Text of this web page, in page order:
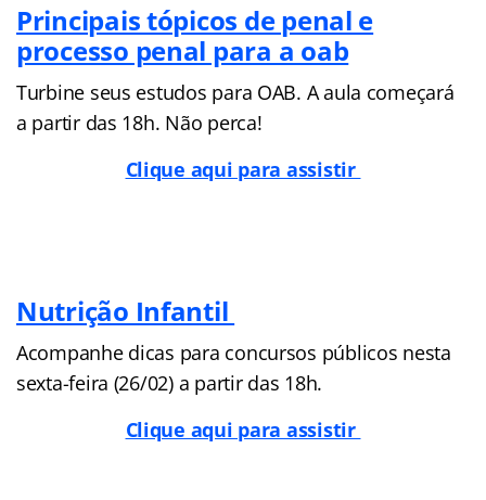
Principais tópicos de penal e
processo penal para a oab
Turbine seus estudos para OAB. A aula começará
a partir das 18h. Não perca!
Clique aqui para assistir
Nutrição Infantil
Acompanhe dicas para concursos públicos nesta
sexta-feira (26/02) a partir das 18h.
Clique aqui para assistir